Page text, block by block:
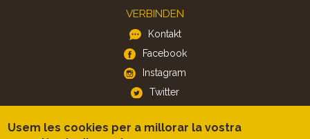
VERBINDEN
Kontakt
Facebook
Instagram
Twitter
APP
Usem les cookies per a millorar la vostra